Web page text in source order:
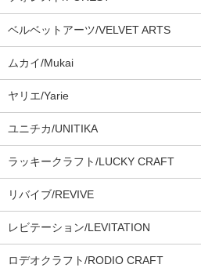
ベルベットアーツ/VELVET ARTS
ムカイ/Mukai
ヤリエ/Yarie
ユニチカ/UNITIKA
ラッキークラフト/LUCKY CRAFT
リバイブ/REVIVE
レビテーション/LEVITATION
ロデオクラフト/RODIO CRAFT